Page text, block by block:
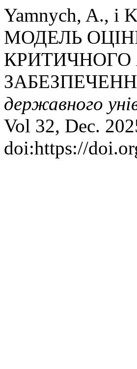
Yamnych, A.,
МОДЕЛЬ
державного
Vol 32, Dec.
doi:https://